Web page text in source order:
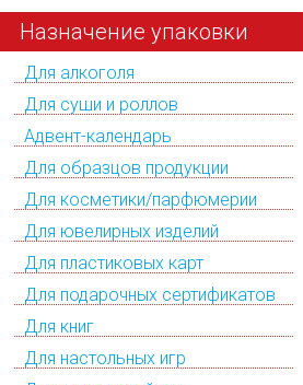
Назначение упаковки
Для алкоголя
Для суши и роллов
Адвент-календарь
Для образцов продукции
Для косметики/парфюмерии
Для ювелирных изделий
Для пластиковых карт
Для подарочных сертификатов
Для книг
Для настольных игр